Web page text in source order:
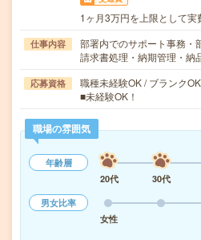
1ヶ月3万円を上限として実
仕事内容
部署内でのサポート事務・
請求書処理・納期管理・
応募資格
職種未経験OK / ブランク
■未経験OK！
職場の雰囲気
年齢層
20代
30代
男女比率
女性